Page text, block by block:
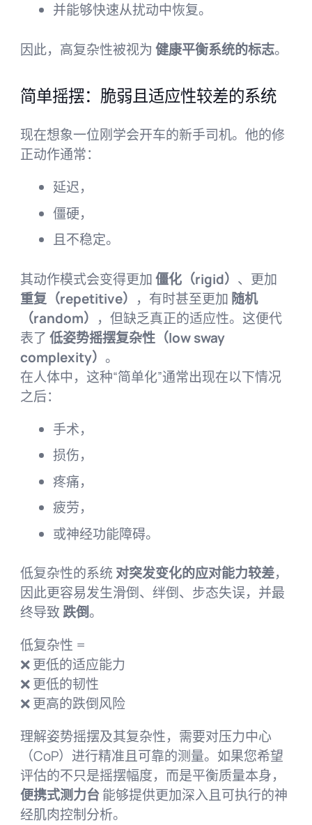
并能够快速从扰动中恢复。
因此，高复杂性被视为 健康平衡系统的标志。
简单摇摆：脆弱且适应性较差的系统
现在想象一位刚学会开车的新手司机。他的修
正动作通常：
延迟，
僵硬，
且不稳定。
其动作模式会变得更加僵化（rigid） 、更加
重复（repetitive） ，有时甚至更加 随机
（random） ，但缺乏真正的适应性。这便代
表了 低姿势摇摆复杂性（low sway
complexity） 。
在人体中，这种“简单化”通常出现在以下情况
之后：
手术，
损伤，
疼痛，
疲劳，
或神经功能障碍。
低复杂性的系统 对突发变化的应对能力较差，
因此更容易发生滑倒、绊倒、步态失误，并最
终导致跌倒。
低复杂性 =
❌ 更低的适应能力
❌ 更低的韧性
❌ 更高的跌倒风险
理解姿势摇摆及其复杂性，需要对压力中心
（CoP）进行精准且可靠的测量。如果您希望
评估的不只是摇摆幅度，而是平衡质量本身，
便携式测力台能够提供更加深入且可执行的神
经肌肉控制分析。